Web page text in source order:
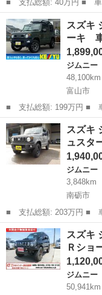
■ 支払総額: 40万円 ■ 車両本体価格： 350,000 円 ■ メーカー
名： スズキ ■ 車種名
チャー ■ 排気量：
AT...
富山 富山市 ジム
スズキ
ーキ
ジムニー
48,100km
富山市
■ 支払総額: 199万円 ■ 車両本体価格： 1,899,000 円 ■ メーカー
名： スズキ ■ 車種名
アルセンサーブレーキ
Ｄ再生 Ｂ...
富山 富山市 ジム
スズキ
ュスタ
ジムニー
3,848km
南砺市
■ 支払総額: 203万円 ■ 車両本体価格： 1,940,000 円 ■ メーカー
名： スズキ ■ 車種名
ートキー プッシュスタ
ヒーター ...
富山 南砺市 ジム
スズキ
Ｒシ
ジムニー
50,941km